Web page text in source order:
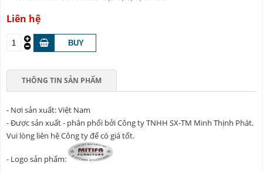
Liên hệ
THÔNG TIN SẢN PHẨM
- Nơi sản xuất: Việt Nam
- Được sản xuất - phân phối bởi Công ty TNHH SX-TM Minh Thịnh Phát.
Vui lòng liên hệ Công ty để có giá tốt.
- Logo sản phẩm: